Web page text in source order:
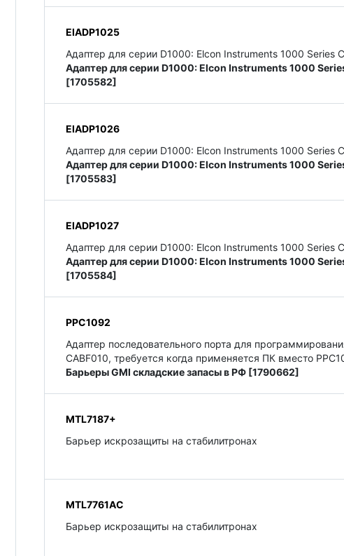
EIADP1025
Адаптер для серии D1000: Elcon Instruments 1000 Series
Адаптер для серии D1000: Elcon Instruments 1000
[1705582]
EIADP1026
Адаптер для серии D1000: Elcon Instruments 1000 Series
Адаптер для серии D1000: Elcon Instruments 1000
[1705583]
EIADP1027
Адаптер для серии D1000: Elcon Instruments 1000 Series
Адаптер для серии D1000: Elcon Instruments 1000
[1705584]
PPC1092
Адаптер последовательного порта для
CABF010, требуется когда применяется ПК вместо
Барьеры GMI складские запасы в РФ [1790662]
MTL7187+
Барьер искрозащиты на стабилитронах
MTL7761AC
Барьер искрозащиты на стабилитронах